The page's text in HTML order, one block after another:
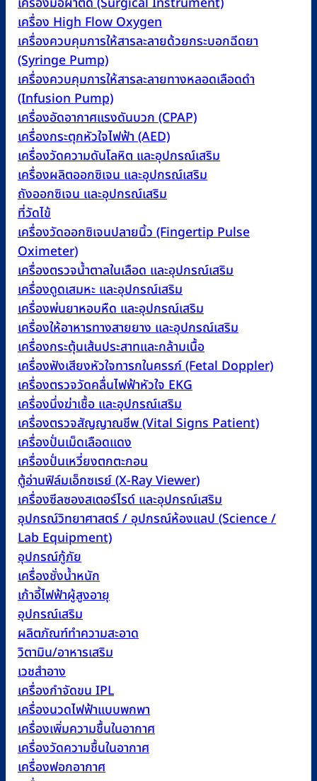
เครื่อง High Flow Oxygen
เครื่องควบคุมการให้สารละลายด้วยกระบอกฉีดยา
(Syringe Pump)
เครื่องควบคุมการให้สารละลายทางหลอดเลือดดำ
(Infusion Pump)
เครื่องอัดอากาศแรงดันบวก (CPAP)
เครื่องกระตุกหัวใจไฟฟ้า (AED)
เครื่องวัดความดันโลหิต และอุปกรณ์เสริม
เครื่องผลิตออกซิเจน และอุปกรณ์เสริม
ถังออกซิเจน และอุปกรณ์เสริม
ที่วัดไข้
เครื่องวัดออกซิเจนปลายนิ้ว (Fingertip Pulse
Oximeter)
เครื่องตรวจน้ำตาลในเลือด และอุปกรณ์เสริม
เครื่องดูดเสมหะ และอุปกรณ์เสริม
เครื่องพ่นยาหอบหืด และอุปกรณ์เสริม
เครื่องให้อาหารทางสายยาง และอุปกรณ์เสริม
เครื่องกระตุ้นเส้นประสาทและกล้ามเนื้อ
เครื่องฟังเสียงหัวใจทารกในครรภ์ (Fetal Doppler)
เครื่องตรวจวัดคลื่นไฟฟ้าหัวใจ EKG
เครื่องนึ่งฆ่าเชื้อ และอุปกรณ์เสริม
เครื่องตรวจสัญญาณชีพ (Vital Signs Patient)
เครื่องปั่นเม็ดเลือดแดง
เครื่องปั่นเหวี่ยงตกตะกอน
ตู้อ่านฟิล์มเอ็กซเรย์ (X-Ray Viewer)
เครื่องซีลซองสเตอร์ไรด์ และอุปกรณ์เสริม
อุปกรณ์วิทยาศาสตร์ / อุปกรณ์ห้องแลป (Science /
Lab Equipment)
อุปกรณ์กู้ภัย
เครื่องชั่งน้ำหนัก
เก้าอี้ไฟฟ้าผู้สูงอายุ
อุปกรณ์เสริม
ผลิตภัณฑ์ทำความสะอาด
วิตามิน/อาหารเสริม
เวชสำอาง
เครื่องกำจัดขน IPL
เครื่องนวดไฟฟ้าแบบพกพา
เครื่องเพิ่มความชื้นในอากาศ
เครื่องวัดความชื้นในอากาศ
เครื่องฟอกอากาศ